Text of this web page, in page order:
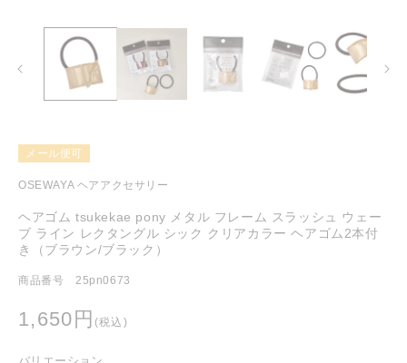
メール便可
OSEWAYA ヘアアクセサリー
ヘアゴム tsukekae pony メタル フレーム スラッシュ ウェー
ブ ライン レクタングル シック クリアカラー ヘアゴム2本付
き（ブラウン/ブラック）
商品番号 25pn0673
通
価
1,650円 (税込)